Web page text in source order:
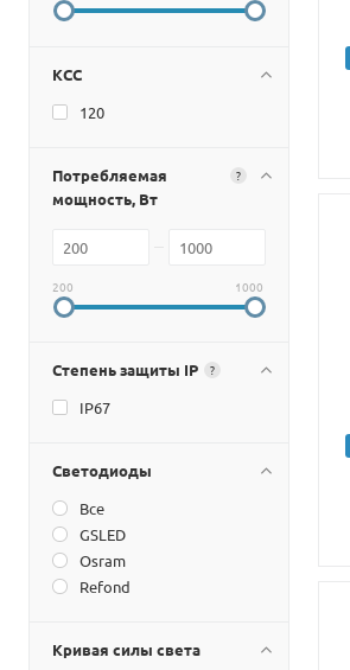
КСС
120
Потребляемая
мощность, Вт
?
200 1000
Степень защиты IP ?
IP67
Светодиоды
Все
GSLED
Osram
Refond
Кривая силы света